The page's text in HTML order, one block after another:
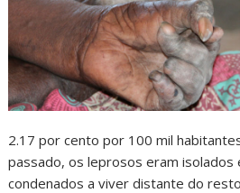
2.17 por cento por 100 mil
passado, os leprosos eram isolados
condenados a viver distante do